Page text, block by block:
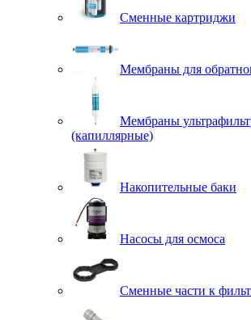
Сменные картриджи
Мембраны для
Мембраны
(капиллярные)
Накопительные баки
Насосы для осмоса
Сменные части к